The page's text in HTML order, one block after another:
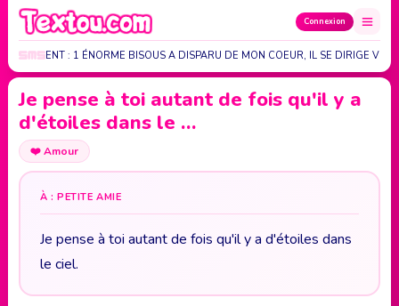
Connexion
: 1 ÉNORME BISOUS A DISPARU DE MON COEUR, IL SE DIRIGE
Je pense à toi autant de fois qu'il y a
d'étoiles dans le …
❤️Amour
À : PETITE AMIE
Je pense à toi autant de fois qu'il y a d'étoiles dans
le ciel.